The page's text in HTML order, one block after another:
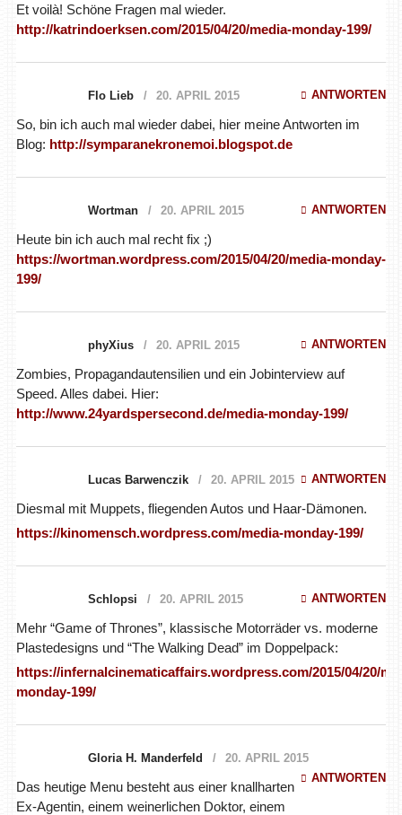
Et voilà! Schöne Fragen mal wieder.
http://katrindoerksen.com/2015/04/20/media-monday-199/
Flo Lieb 20. APRIL 2015 ANTWORTEN
So, bin ich auch mal wieder dabei, hier meine Antworten im
Blog: http://symparanekronemoi.blogspot.de
Wortman 20. APRIL 2015 ANTWORTEN
Heute bin ich auch mal recht fix ;)
https://wortman.wordpress.com/2015/04/20/media-monday-
199/
phyXius 20. APRIL 2015 ANTWORTEN
Zombies, Propagandautensilien und ein Jobinterview auf
Speed. Alles dabei. Hier:
http://www.24yardspersecond.de/media-monday-199/
Lucas Barwenczik 20. APRIL 2015 ANTWORTEN
Diesmal mit Muppets, fliegenden Autos und Haar-Dämonen.
https://kinomensch.wordpress.com/media-monday-199/
Schlopsi 20. APRIL 2015 ANTWORTEN
Mehr “Game of Thrones”, klassische Motorräder vs. moderne
Plastedesigns und “The Walking Dead” im Doppelpack:
https://infernalcinematicaffairs.wordpress.com/2015/04/20/
monday-199/
Gloria H. Manderfeld
20. APRIL 2015
ANTWORTEN
Das heutige Menu besteht aus einer knallharten
Ex-Agentin, einem weinerlichen Doktor, einem